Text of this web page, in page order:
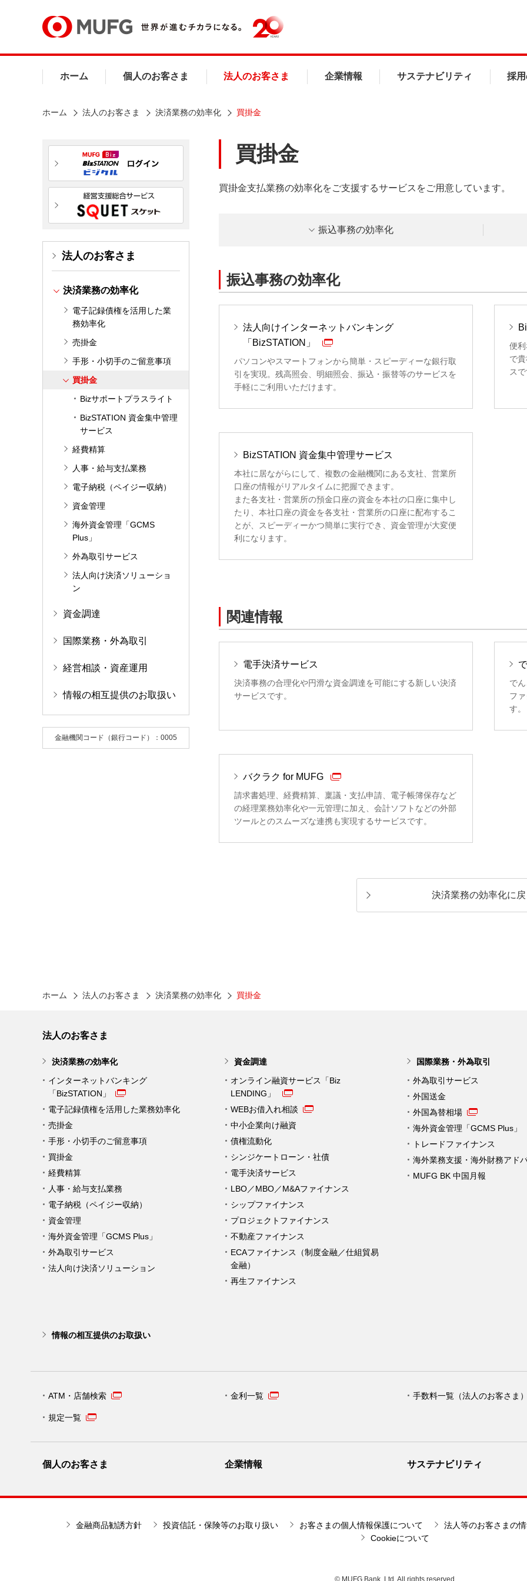
ホーム 個人のお客さま 法人のお客さま 企業情報 サステナビリティ 採
ホーム 法人のお客さま 決済業務の効率化 買掛金
法人のお客さま
決済業務の効率化
電子記録債権を活用した業
務効率化
売掛金
手形・小切手のご留意事項
買掛金
Bizサポートプラスライト
BizSTATION 資金集中管理
サービス
経費精算
人事・給与支払業務
電子納税（ペイジー収納）
資金管理
海外資金管理「GCMS
Plus」
外為取引サービス
法人向け決済ソリューショ
ン
資金調達
国際業務・外為取引
経営相談・資産運用
情報の相互提供のお取扱い
金融機関コード（銀行コード）：0005
買掛金
買掛金支払業務の効率化をご支援するサービスをご用意しています。
振込事務の効率化
振込事務の効率化
法人向けインターネットバンキング
「BizSTATION」
パソコンやスマートフォンから簡単・スピーディーな銀行取
引を実現。残高照会、明細照会、振込・振替等のサービスを
手軽にご利用いただけます。
便
で
ス
BizSTATION 資金集中管理サービス
本社に居ながらにして、複数の金融機関にある支社、営業所
口座の情報がリアルタイムに把握できます。
また各支社・営業所の預金口座の資金を本社の口座に集中し
たり、本社口座の資金を各支社・営業所の口座に配布するこ
とが、スピーディーかつ簡単に実行でき、資金管理が大変便
利になります。
関連情報
電手決済サービス
決済事務の合理化や円滑な資金調達を可能にする新しい決済
サービスです。
で
フ
す。
バクラク for MUFG
請求書処理、経費精算、稟議・支払申請、電子帳簿保存など
の経理業務効率化や一元管理に加え、会計ソフトなどの外部
ツールとのスムーズな連携も実現するサービスです。
決済業務の効率化に
ホーム 法人のお客さま 決済業務の効率化 買掛金
法人のお客さま
決済業務の効率化
インターネットバンキング
「BizSTATION」
電子記録債権を活用した業務効率化
売掛金
手形・小切手のご留意事項
買掛金
経費精算
人事・給与支払業務
電子納税（ペイジー収納）
資金管理
海外資金管理「GCMS Plus」
外為取引サービス
法人向け決済ソリューション
資金調達
オンライン融資サービス「Biz
LENDING」
WEBお借入れ相談
中小企業向け融資
債権流動化
シンジケートローン・社債
電手決済サービス
LBO／MBO／M&Aファイナンス
シップファイナンス
プロジェクトファイナンス
不動産ファイナンス
ECAファイナンス（制度金融／仕組貿易
金融）
再生ファイナンス
国際業務・外為取引
外為取引サービス
外国送金
外国為替相場
海外資金管理「GCMS Plus」
トレードファイナンス
海外業務支援・海外財務アド
MUFG BK 中国月報
情報の相互提供のお取扱い
ATM・店舗検索 金利一覧 手数料一覧（法人のお客さま
規定一覧
個人のお客さま 企業情報 サステナビリティ
金融商品勧誘方針 投資信託・保険等のお取り扱い お客さまの個人情報保護について
法人等のお客さまの
Cookieについて
© MUFG Bank, Ltd. All rights reserved.